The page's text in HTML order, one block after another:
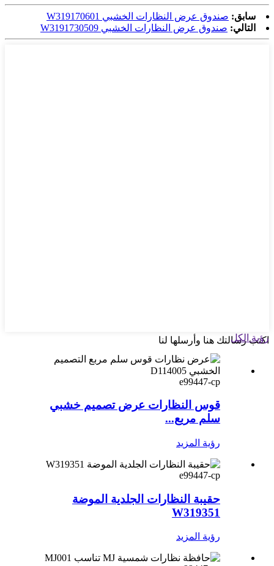
سابق: صندوق عرض النظارات الخشبي W319170601
التالي: صندوق عرض النظارات الخشبي W3191730509
اكتب رسالتك هنا وأرسلها لنا
رؤية الكل
e99447-cp
قوس النظارات عرض تصميم خشبي
سلم مربع...
رؤية المزيد
e99447-cp
حقيبة النظارات الجلدية الموضة
W319351
رؤية المزيد